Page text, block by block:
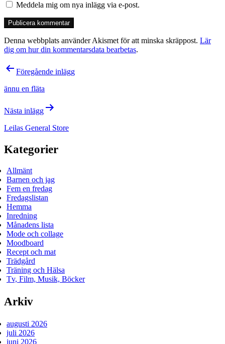
Meddela mig om nya inlägg via e-post.
Denna webbplats använder Akismet för att minska skräppost. Lär
dig om hur din kommentarsdata bearbetas.
Inläggsnavigering
Föregående inlägg
ännu en fläta
Nästa inlägg
Leilas General Store
Kategorier
Allmänt
Barnen och jag
Fem en fredag
Fredagslistan
Hemma
Inredning
Månadens lista
Mode och collage
Moodboard
Recept och mat
Trädgård
Träning och Hälsa
Tv, Film, Musik, Böcker
Arkiv
augusti 2026
juli 2026
juni 2026